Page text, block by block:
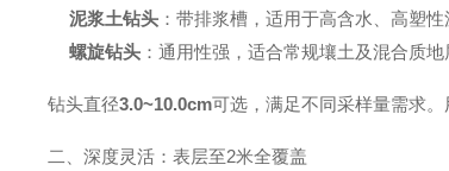
泥浆土钻头 ：带排浆槽，适用于高含水、高塑性
螺旋钻头 ：通用性强，适合常规壤土及混合质地
钻头直径3.0~10.0cm可选，满足不同采样量需求
二、深度灵活：表层至2米全覆盖